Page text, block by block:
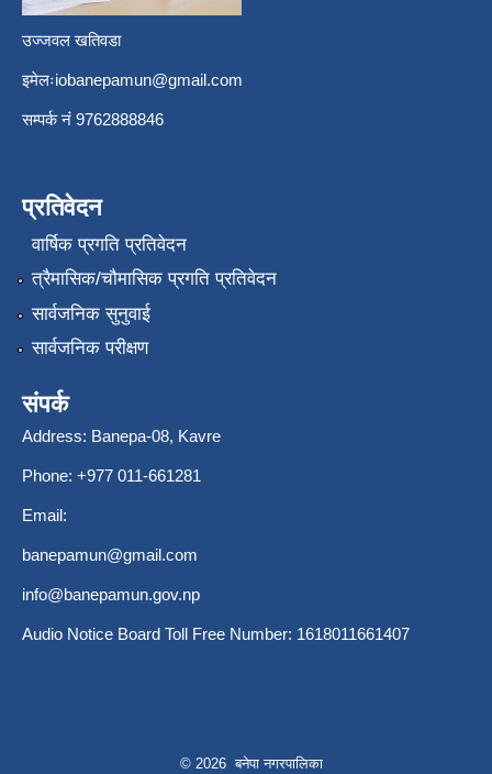
उज्जवल खतिवडा
इमेलःiobanepamun@gmail.com
सम्पर्क नंं 9762888846
प्रतिवेदन
वार्षिक प्रगति प्रतिवेदन
त्रैमासिक/चौमासिक प्रगति प्रतिवेदन
सार्वजनिक सुनुवाई
सार्वजनिक परीक्षण
संपर्क
Address: Banepa-08, Kavre
Phone: +977 011-661281
Email:
banepamun@gmail.com
info@banepamun.gov.np
Audio Notice Board Toll Free Number: 1618011661407
© 2026 बनेपा नगरपालिका